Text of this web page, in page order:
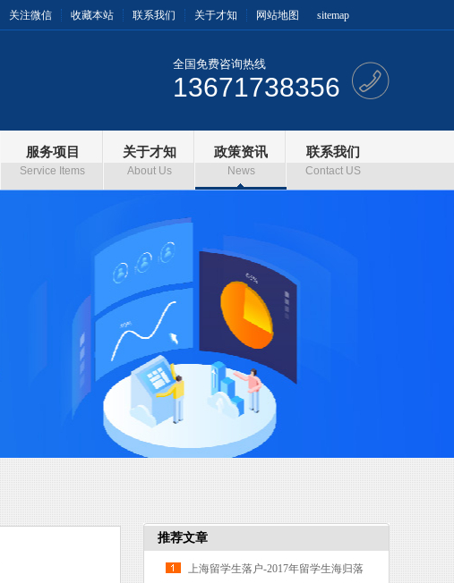
关注微信 收藏本站 联系我们 关于才知 网站地图 sitemap
全国免费咨询热线
13671738356
服务项目
Service Items
关于才知
About Us
政策资讯
News
联系我们
Contact US
推荐文章
上海留学生落户-2017年留学生海归落